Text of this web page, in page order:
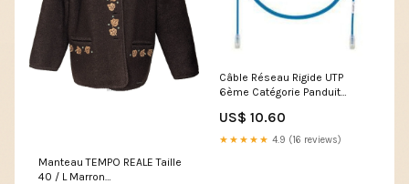
Manteau TEMPO REALE Taille
40 / L Marron
Câble Réseau Rigide UTP
6ème Catégorie Panduit
Mesure_0.5 m
US$ 10.60
★★★★★ 4.9 (16 reviews)